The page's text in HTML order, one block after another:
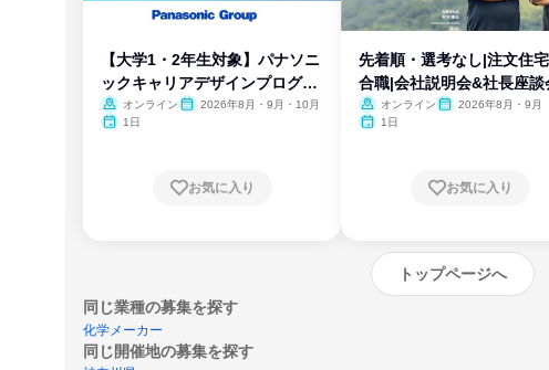
【大学1・2年生対象】パナソニ
ックキャリアデザインプログラ
ム
オンライン
2026年8月・9月・10月
1日
お気に入り
先着順・選考なし|注文住
合職|会社説明会&社長座談
オンライン
2026年8月・9月
1日
お気に入り
トップページへ
同じ業種の募集を探す
化学メーカー
同じ開催地の募集を探す